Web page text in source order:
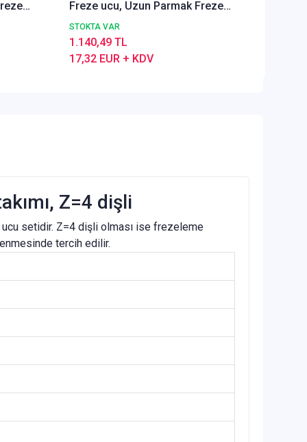
Freze ucu, Uzun Parmak Freze
DIN844, Frezeleme kesici takım,
Z=4
STOKTA VAR
17,32 EUR + KDV
1.140,49 TL
Z=4 dişli
setidir. Z=4 dişli olması ise frezeleme
tercih edilir.